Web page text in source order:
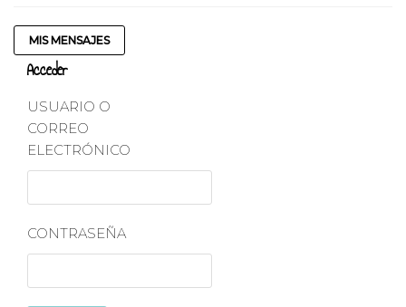
MIS MENSAJES
Acceder
USUARIO O
CORREO
ELECTRÓNICO
CONTRASEÑA